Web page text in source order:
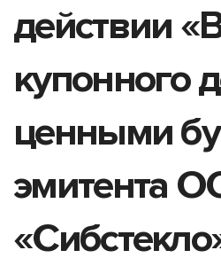
действии
купонного
ценными
эмитента